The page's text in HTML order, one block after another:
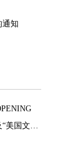
通知
第三届LABA偶像奖揭盅 黄建南斩获“终身成就奖”及“美国文化奖”